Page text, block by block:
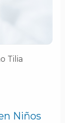
Tilia
Niños